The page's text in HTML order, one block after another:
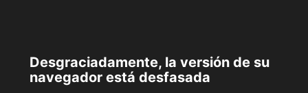
Desgraciadamente, la versión de su
navegador está desfasada